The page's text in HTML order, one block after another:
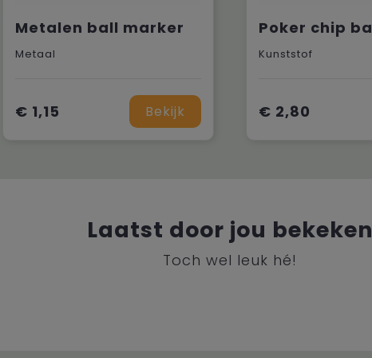
Metalen ball marker
Metaal
€ 1,15 Bekijk
Kunststof
€ 2,80
Laatst door jou bekeken
Toch wel leuk hé!